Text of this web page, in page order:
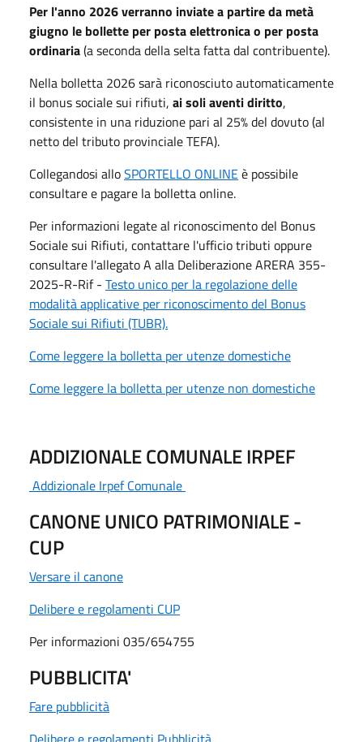
Per l'anno 2026 verranno inviate a partire da metà
giugno le bollette per posta elettronica o per posta
ordinaria(a seconda della selta fatta dal contribuente).
Nella bolletta 2026 sarà riconosciuto automaticamente
il bonus sociale sui rifiuti, ai soli aventi diritto,
consistente in una riduzione pari al 25% del dovuto (al
netto del tributo provinciale TEFA).
Collegandosi alloSPORTELLO ONLINEè possibile
consultare e pagare la bolletta online.
Per informazioni legate al riconoscimento del Bonus
Sociale sui Rifiuti, contattare l'ufficio tributi oppure
consultare l'allegato A alla Deliberazione ARERA 355-
2025-R-Rif - Testo unico per la regolazione delle
modalità applicative per riconoscimento del Bonus
Sociale sui Rifiuti (TUBR).
Come leggere la bolletta per utenze domestiche
Come leggere la bolletta per utenze non domestiche
ADDIZIONALE COMUNALE IRPEF
Addizionale Irpef Comunale
CANONE UNICO PATRIMONIALE -
CUP
Versare il canone
Delibere e regolamenti CUP
Per informazioni 035/654755
PUBBLICITA'
Fare pubblicità